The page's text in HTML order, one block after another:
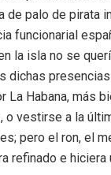
de palo de pirata
funcionarial
la isla no se
dichas
Habana, más
o vestirse a la
pero el ron, el
refinado e hiciera